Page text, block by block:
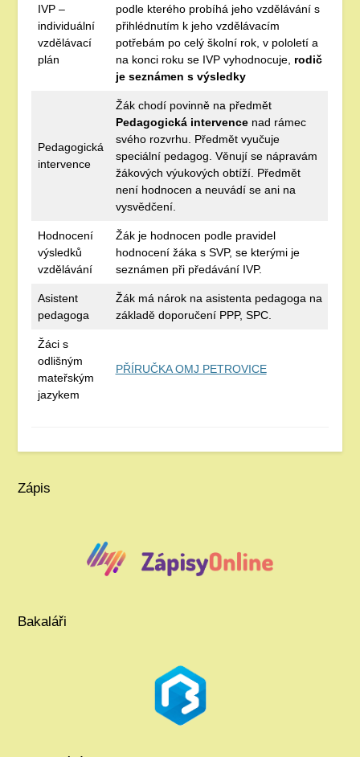
IVP –
individuální
vzdělávací
plán
podle kterého probíhá jeho vzdělávání s
přihlédnutím k jeho vzdělávacím
potřebám po celý školní rok, v pololetí a
na konci roku se IVP vyhodnocuje, rodič
je seznámen s výsledky
Pedagogická
intervence
Žák chodí povinně na předmět
Pedagogická intervencenad rámec
svého rozvrhu. Předmět vyučuje
speciální pedagog. Věnují se nápravám
žákových výukových obtíží. Předmět
není hodnocen a neuvádí se ani na
vysvědčení.
Hodnocení
výsledků
vzdělávání
Žák je hodnocen podle pravidel
hodnocení žáka s SVP, se kterými je
seznámen při předávání IVP.
Asistent
pedagoga
Žák má nárok na asistenta pedagoga na
základě doporučení PPP, SPC.
Žáci s
odlišným
mateřským
jazykem
PŘÍRUČKA OMJ PETROVICE
Zápis
Bakaláři